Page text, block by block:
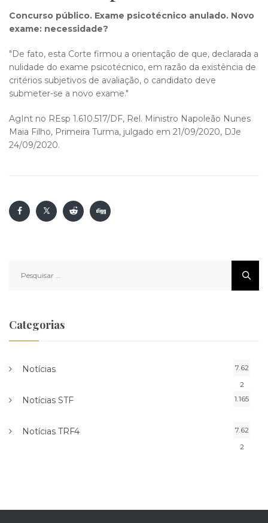
Concurso público. Exame psicotécnico anulado. Novo
exame: necessidade?
"De fato, esta Corte firmou a orientação de que, declarada a
nulidade do exame psicotécnico, em razão da existência de
critérios subjetivos de avaliação, o candidato deve
submeter-se a novo exame."
AgInt no REsp 1.610.517/DF, Rel. Ministro Napoleão Nunes
Maia Filho, Primeira Turma, julgado em 21/09/2020, DJe
24/09/2020.
por:
Categorias
Notícias
7.62
2
Notícias STF 1.165
Notícias TRF4
7.62
2